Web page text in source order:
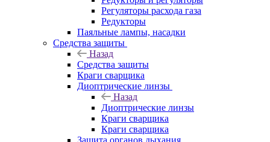
Регуляторы расхода газа
Редукторы
Паяльные лампы, насадки
Средства защиты
Назад
Средства защиты
Краги сварщика
Диоптрические линзы
Назад
Диоптрические линзы
Краги сварщика
Краги сварщика
Защита органов дыхания